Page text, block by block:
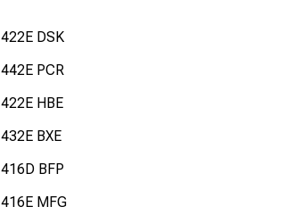
422E DSK
442E PCR
422E HBE
432E BXE
416D BFP
416E MFG